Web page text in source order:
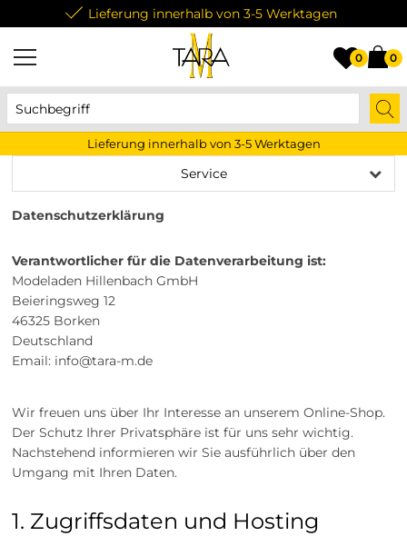
Lieferung innerhalb von 3-5 Werktagen
0 0
Lieferung innerhalb von 3-5 Werktagen
Service
Datenschutzerklärung
Verantwortlicher für die Datenverarbeitung ist:
Modeladen Hillenbach GmbH
Beieringsweg 12
46325 Borken
Deutschland
Email: info@tara-m.de
Wir freuen uns über Ihr Interesse an unserem Online-Shop.
Der Schutz Ihrer Privatsphäre ist für uns sehr wichtig.
Nachstehend informieren wir Sie ausführlich über den
Umgang mit Ihren Daten.
1. Zugriffsdaten und Hosting